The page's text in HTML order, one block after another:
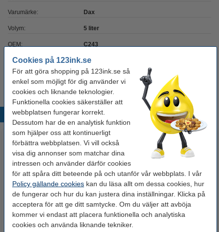
Cookies på 123ink.se
För att göra shopping på 123ink.se så
enkel som möjligt för dig använder vi
cookies och liknande teknologier.
Funktionella cookies säkerställer att
webbplatsen fungerar korrekt.
Dessutom har de en analytisk funktion
som hjälper oss att kontinuerligt
förbättra webbplatsen. Vi vill också
visa dig annonser som matchar dina
intressen och använder därför cookies
för att spåra ditt beteende på och utanför vår webbplats. I vår
Policy gällande cookies kan du läsa allt om dessa cookies, hur
de fungerar och hur du kan justera dina inställningar. Klicka på
acceptera för att ge ditt samtycke. Om du väljer att avböja
kommer vi endast att placera funktionella och analytiska
cookies och använda liknande tekniker.
Varumärke: Dax
Volym: 5 liter
OEM: C243
Extra information
Produktblad
Populära produkter
Rengöringsspray 750ml
(multifunktionell) | The Pink Stuff
Miracle Multipurpose Cleaner
Toalettrengöring 750ml | The
Pink Stuff Miracle Toilet Cleaner